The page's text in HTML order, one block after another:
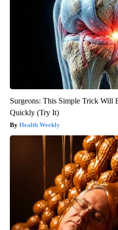
Surgeons: This Simple Trick Will
Quickly (Try It)
Health Weekly